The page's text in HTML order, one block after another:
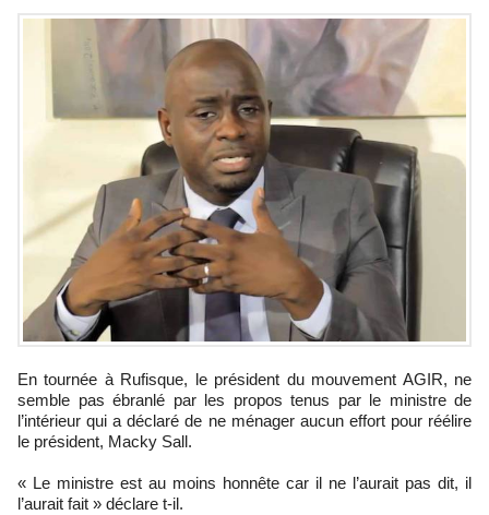
En tournée à Rufisque, le président du mouvement AGIR, ne
semble pas ébranlé par les propos tenus par le ministre de
l’intérieur qui a déclaré de ne ménager aucun effort pour réélire
le président, Macky Sall.
« Le ministre est au moins honnête car il ne l’aurait pas dit, il
l’aurait fait » déclare t-il.